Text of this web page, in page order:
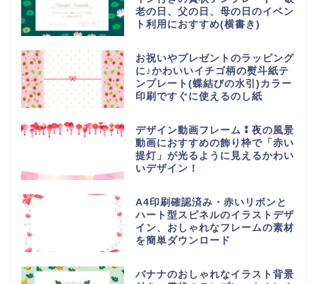
老の日、父の日、母の日のイベン
ト利用におすすめ(横書き)
お祝いやプレゼントのラッピング
に♪かわいいイチゴ柄の熨斗紙テ
ンプレート(蝶結びの水引)カラー
印刷ですぐに使えるのし紙
デザイン動画フレーム⁑夜の風景
動画におすすめの飾り枠で「赤い
提灯」が光るように見えるかわい
いデザイン！
A4印刷確認済み・赤いリボンと
ハート型スピネルのイラストデザ
イン、おしゃれなフレームの素材
を簡単ダウンロード
バナナのおしゃれなイラスト背景